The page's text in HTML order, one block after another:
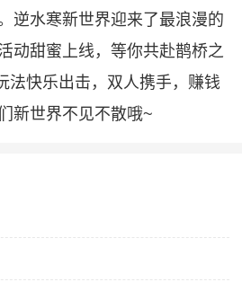
逆水寒新世界迎来了最浪漫的
动甜蜜上线，等你共赴鹊桥之
法快乐出击，双人携手，赚钱
新世界不见不散哦~